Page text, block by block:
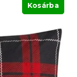
Kosárba